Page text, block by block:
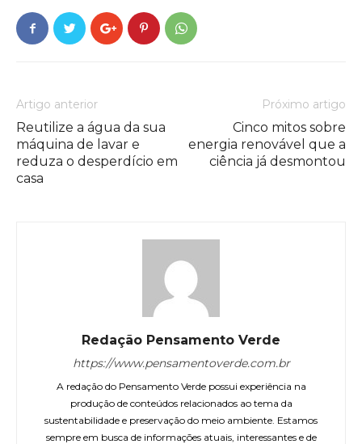
Artigo anterior
Reutilize a água da sua
máquina de lavar e
reduza o desperdício em
casa
Próximo artigo
Cinco mitos sobre
energia renovável que a
ciência já desmontou
Redação Pensamento Verde
https://www.pensamentoverde.com.br
A redação do Pensamento Verde possui experiência na
produção de conteúdos relacionados ao tema da
sustentabilidade e preservação do meio ambiente. Estamos
sempre em busca de informações atuais, interessantes e de